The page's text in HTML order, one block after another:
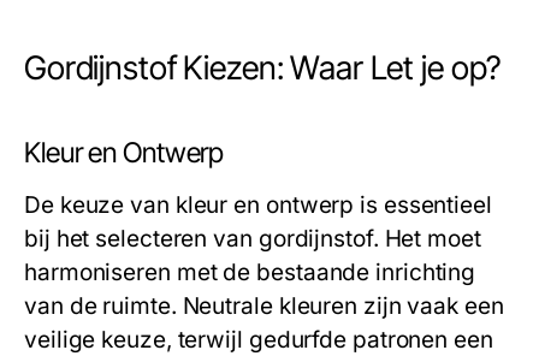
Gordijnstof Kiezen: Waar Let je op?
Kleur en Ontwerp
De keuze van kleur en ontwerp is essentieel
bij het selecteren van gordijnstof. Het moet
harmoniseren met de bestaande inrichting
van de ruimte. Neutrale kleuren zijn vaak een
veilige keuze, terwijl gedurfde patronen een